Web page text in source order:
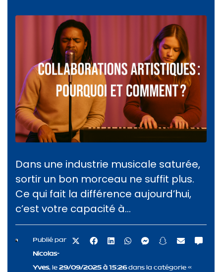
Dans une industrie musicale saturée,
sortir un bon morceau ne suffit plus.
Ce qui fait la différence aujourd’hui,
c’est votre capacité à...
Publié par
Nicolas-
Yves, le 29/09/2025 à 15:26dans la catégorie «